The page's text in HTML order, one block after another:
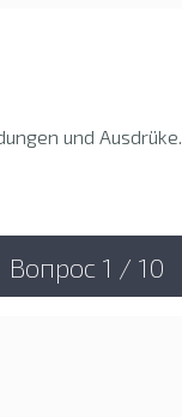
und Ausdrüke.
Вопрос 1 / 10